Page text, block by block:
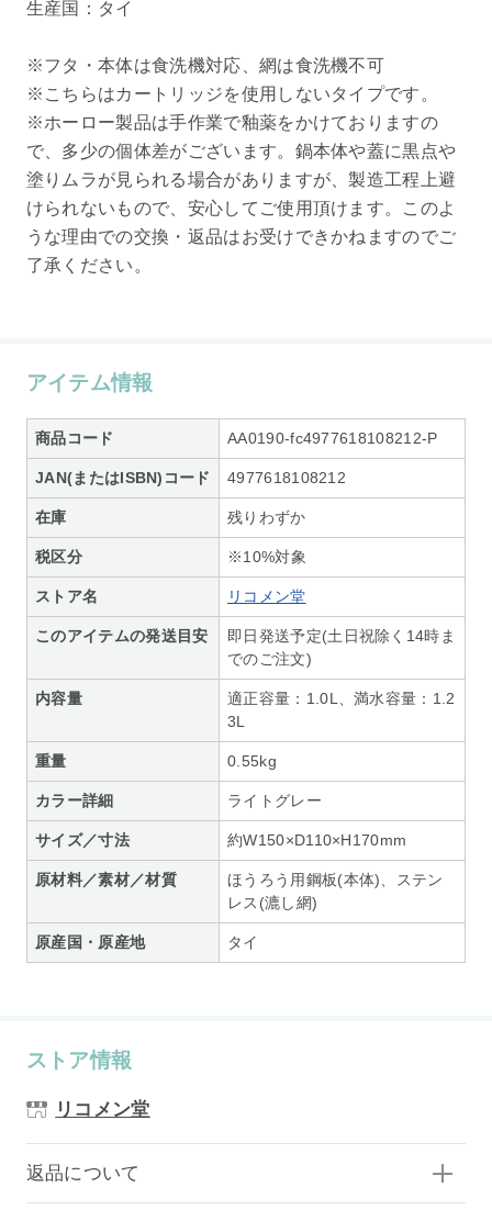
生産国：タイ
※フタ・本体は食洗機対応、網は食洗機不可
※こちらはカートリッジを使用しないタイプです。
※ホーロー製品は手作業で釉薬をかけておりますの
で、多少の個体差がございます。鍋本体や蓋に黒点や
塗りムラが見られる場合がありますが、製造工程上避
けられないもので、安心してご使用頂けます。このよ
うな理由での交換・返品はお受けできかねますのでご
了承ください。
アイテム情報
商品コード AA0190-fc4977618108212-P
JAN(またはISBN)コード 4977618108212
在庫 残りわずか
税区分 ※10%対象
ストア名 リコメン堂
このアイテムの発送目安
即日発送予定(土日祝除く14時ま
でのご注文)
内容量
適正容量：1.0L、満水容量：1.2
3L
重量 0.55kg
カラー詳細 ライトグレー
サイズ／寸法 約W150×D110×H170mm
原材料／素材／材質
ほうろう用鋼板(本体)、ステン
レス(漉し網)
原産国・原産地 タイ
ストア情報
リコメン堂
返品について